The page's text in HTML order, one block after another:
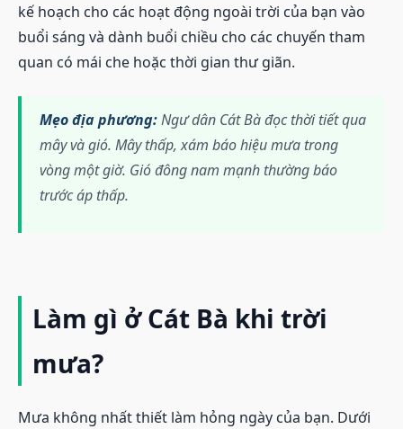
kế hoạch cho các hoạt động ngoài trời của bạn vào
buổi sáng và dành buổi chiều cho các chuyến tham
quan có mái che hoặc thời gian thư giãn.
Mẹo địa phương:Ngư dân Cát Bà đọc thời tiết qua
mây và gió. Mây thấp, xám báo hiệu mưa trong
vòng một giờ. Gió đông nam mạnh thường báo
trước áp thấp.
Làm gì ở Cát Bà khi trời
mưa?
Mưa không nhất thiết làm hỏng ngày của bạn. Dưới